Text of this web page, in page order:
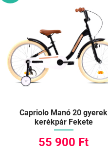
Capriolo Manó 20 gyerek
kerékpár Fekete
55 900 Ft